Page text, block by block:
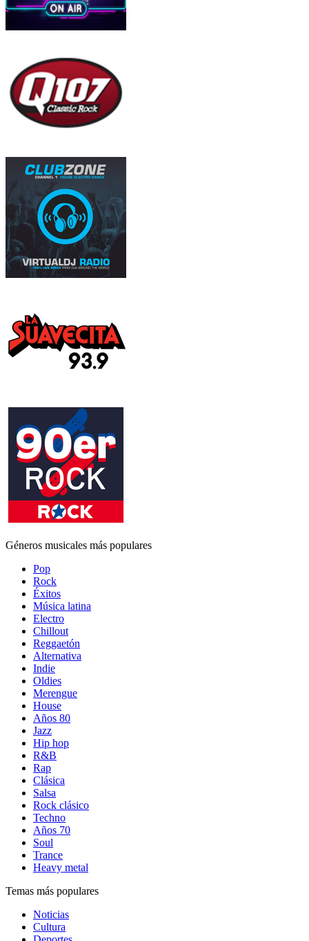
Géneros musicales más populares
Pop
Rock
Éxitos
Música latina
Electro
Chillout
Reggaetón
Alternativa
Indie
Oldies
Merengue
House
Años 80
Jazz
Hip hop
R&B
Rap
Clásica
Salsa
Rock clásico
Techno
Años 70
Soul
Trance
Heavy metal
Temas más populares
Noticias
Cultura